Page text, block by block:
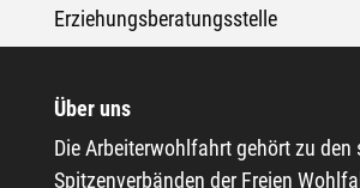
Erziehungsberatungsstelle
Über uns
Die Arbeiterwohlfahrt gehört zu den
Spitzenverbänden der Freien